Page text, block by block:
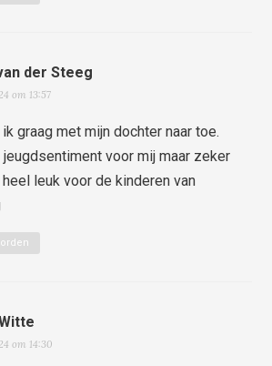
der Steeg
om 13:57
graag met mijn dochter naar toe.
jeugdsentiment voor mij maar zeker
leuk voor de kinderen van
om 14:30